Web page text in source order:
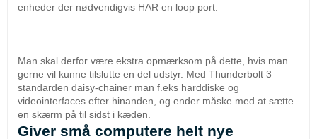
enheder der nødvendigvis HAR en loop port.
Man skal derfor være ekstra opmærksom på dette, hvis man
gerne vil kunne tilslutte en del udstyr. Med Thunderbolt 3
standarden daisy-chainer man f.eks harddiske og
videointerfaces efter hinanden, og ender måske med at sætte
en skærm på til sidst i kæden.
Giver små computere helt nye